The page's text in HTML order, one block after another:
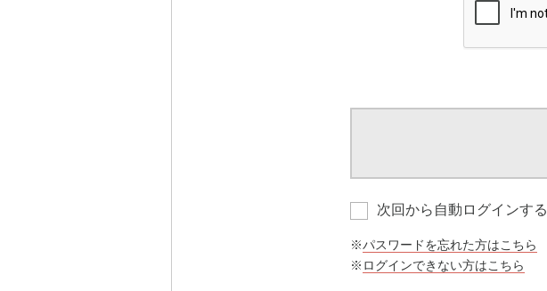
次回から自動ログインする
※パスワードを忘れた方はこちら
※ ログインできない方はこちら